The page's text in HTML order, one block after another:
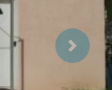
Suivant